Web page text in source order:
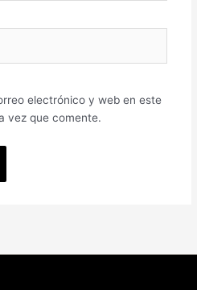
electrónico y web en este
vez que comente.